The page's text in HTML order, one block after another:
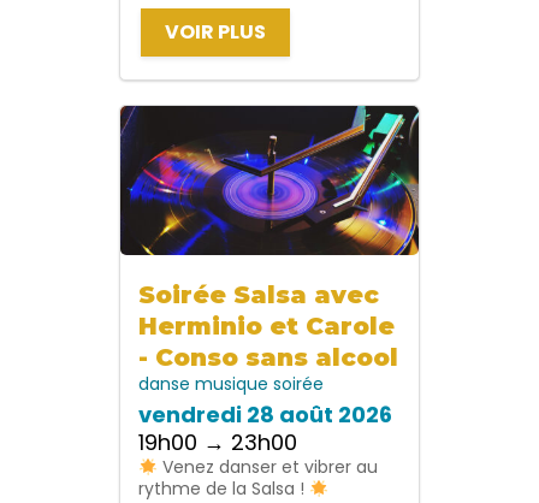
VOIR PLUS
Soirée Salsa avec
Herminio et Carole
- Conso sans alcool
danse musique soirée
vendredi 28 août 2026
19h00 → 23h00
Venez danser et vibrer au
rythme de la Salsa !